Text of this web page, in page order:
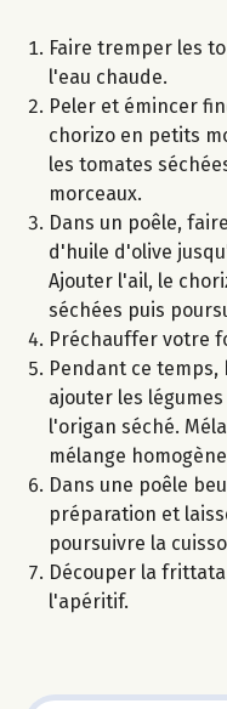
Faire tremper les
l'eau chaude.
Peler et émincer
chorizo en petits
les tomates
morceaux.
Dans un poêle,
d'huile d'olive
Ajouter l'ail, le
séchées puis
Préchauffer votre
Pendant ce
ajouter les
l'origan séché.
mélange
Dans une poêle
préparation et
poursuivre la
Découper la
l'apéritif.